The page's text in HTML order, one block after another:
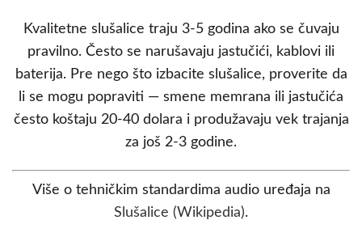
Kvalitetne slušalice traju 3-5 godina ako se čuvaju
pravilno. Često se narušavaju jastučići, kablovi ili
baterija. Pre nego što izbacite slušalice, proverite da
li se mogu popraviti — smene memrana ili jastučića
često koštaju 20-40 dolara i produžavaju vek trajanja
za još 2-3 godine.
Više o tehničkim standardima audio uređaja na
Slušalice (Wikipedia).